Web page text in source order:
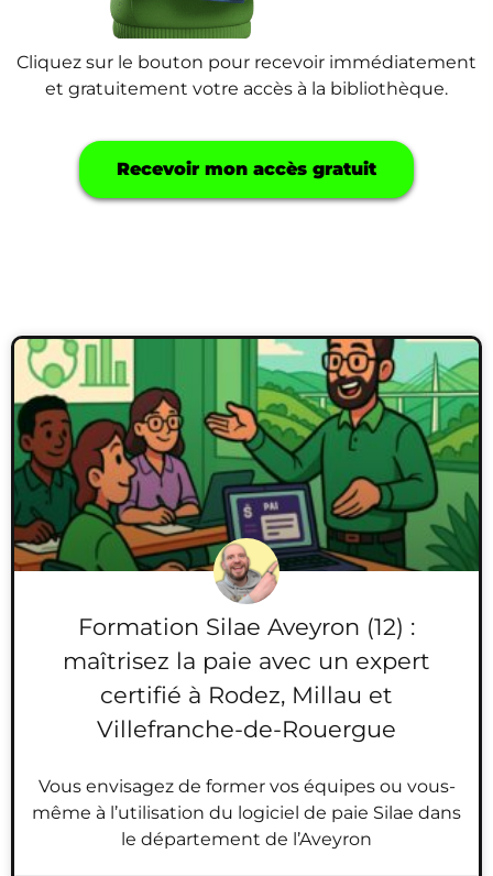
Cliquez sur le bouton pour recevoir immédiatement
et gratuitement votre accès à la bibliothèque.
Recevoir mon accès gratuit
Formation Silae Aveyron (12) :
maîtrisez la paie avec un expert
certifié à Rodez, Millau et
Villefranche-de-Rouergue
Vous envisagez de former vos équipes ou vous-
même à l’utilisation du logiciel de paie Silae dans
le département de l’Aveyron